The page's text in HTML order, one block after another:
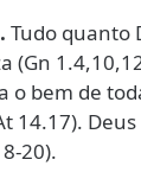
Tudo quanto
bem de
14.17).
20).